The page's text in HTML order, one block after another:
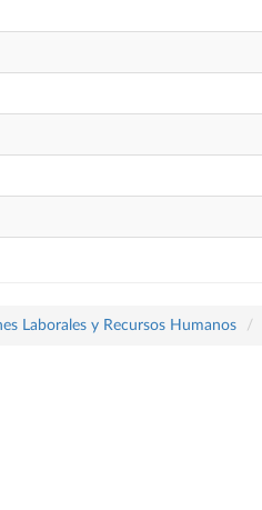
Laborales y Recursos Humanos